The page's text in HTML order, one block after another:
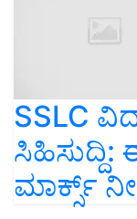
SSLC
ಸಿಹಿಸುದ್ದಿ:
ಮಾರ್ಕ್ಸ್‌